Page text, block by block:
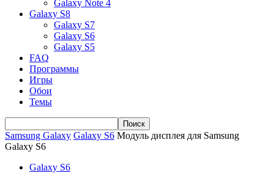
Galaxy Note 4
Galaxy S8
Galaxy S7
Galaxy S6
Galaxy S5
FAQ
Программы
Игры
Обои
Темы
Samsung Galaxy Galaxy S6 Модуль дисплея для Samsung
Galaxy S6
Galaxy S6